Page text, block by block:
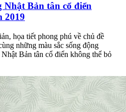
Nhật Bản tân cổ điển
2019
họa tiết phong phú về chủ đề
những màu sắc sống động
Bản tân cổ điển không thể bỏ